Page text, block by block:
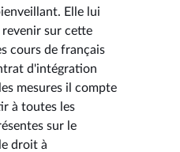
Elle lui
sur cette
cours de français
d'intégration
mesures il compte
à toutes les
sur le
droit à